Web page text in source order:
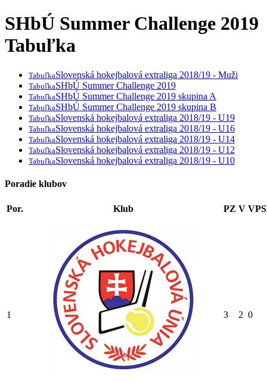
SHbÚ Summer Challenge 2019
Tabuľka
TabuľkaSlovenská hokejbalová extraliga 2018/19 - Muži
TabuľkaSHbÚ Summer Challenge 2019
TabuľkaSHbÚ Summer Challenge 2019 skupina A
TabuľkaSHbÚ Summer Challenge 2019 skupina B
TabuľkaSlovenská hokejbalová extraliga 2018/19 - U19
TabuľkaSlovenská hokejbalová extraliga 2018/19 - U16
TabuľkaSlovenská hokejbalová extraliga 2018/19 - U14
TabuľkaSlovenská hokejbalová extraliga 2018/19 - U12
TabuľkaSlovenská hokejbalová extraliga 2018/19 - U10
Poradie klubov
Por. Klub PZ V
1 3 2 0